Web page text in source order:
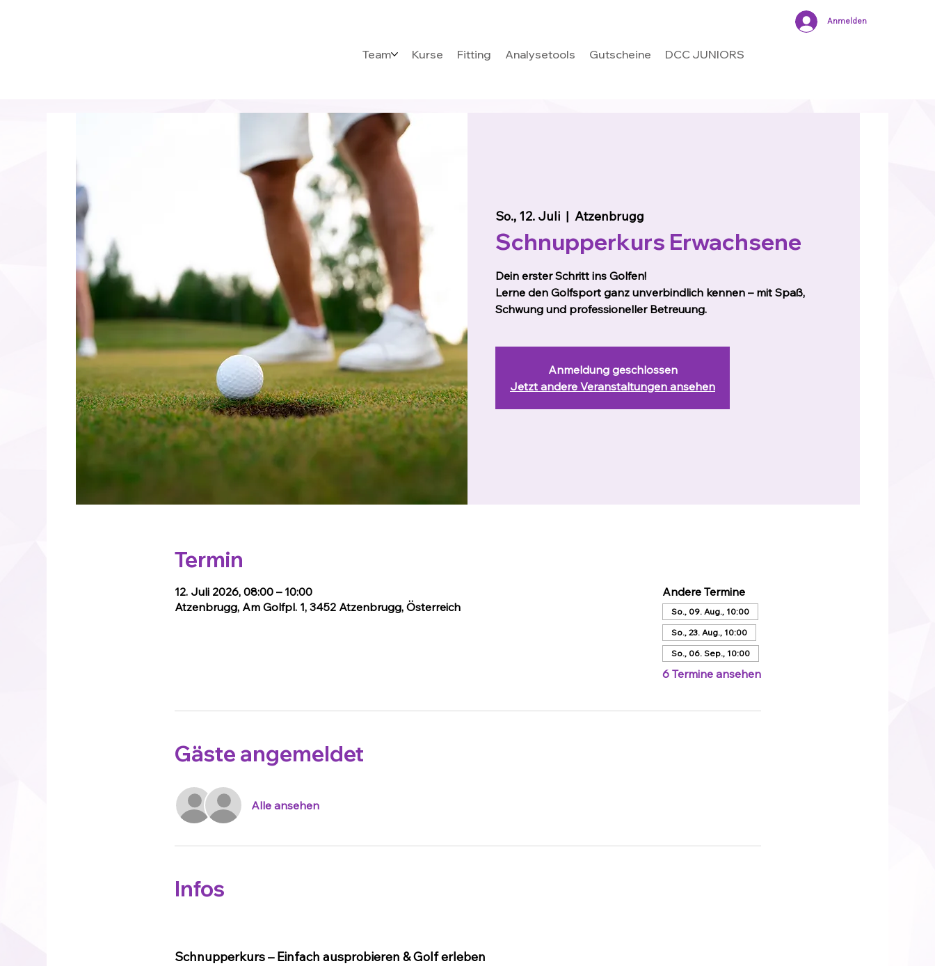
Team Kurse Fitting Analysetools Gutscheine DCC JUNIORS
Anmelden
So., 12. Juli
  |
Atzenbrugg
Schnupperkurs Erwachsene
Dein erster Schritt ins Golfen!
Lerne den Golfsport ganz unverbindlich kennen – mit Spaß,
Schwung und professioneller Betreuung.
Anmeldung geschlossen
Jetzt andere Veranstaltungen ansehen
Termin
12. Juli 2026, 08:00 – 10:00
Atzenbrugg, Am Golfpl. 1, 3452 Atzenbrugg, Österreich
Andere Termine
So., 09. Aug., 10:00
So., 23. Aug., 10:00
So., 06. Sep., 10:00
6 Termine ansehen
Gäste angemeldet
Alle ansehen
Infos
Schnupperkurs – Einfach ausprobieren & Golf erleben